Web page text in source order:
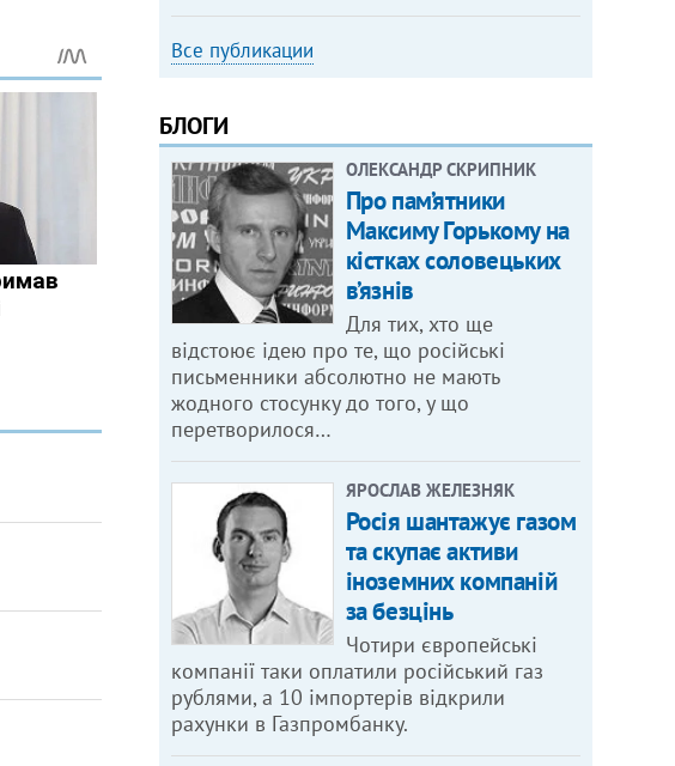
Все публикации
БЛОГИ
ОЛЕКСАНДР СКРИПНИК
Про пам’ятники
Максиму Горькому на
кістках соловецьких
в’язнів
Для тих, хто ще
відстоює ідею про те, що російські
письменники абсолютно не мають
жодного стосунку до того, у що
перетворилося…
ЯРОСЛАВ ЖЕЛЕЗНЯК
Росія шантажує газом
та скупає активи
іноземних компаній
за безцінь
Чотири європейські
компанії таки оплатили російський газ
рублями, а 10 імпортерів відкрили
рахунки в Газпромбанку.